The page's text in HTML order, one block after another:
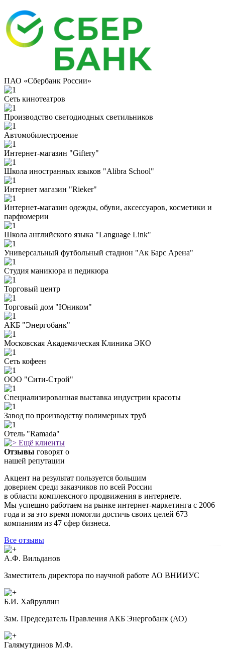
ПАО «Сбербанк России»
Сеть кинотеатров
Производство светодиодных светильников
Автомобилестроение
Интернет-магазин "Giftery"
Школа иностранных языков "Alibra School"
Интернет магазин "Rieker"
Интернет-магазин одежды, обуви, аксессуаров, косметики и
парфюмерии
Школа английского языка "Language Link"
Универсальный футбольный стадион "Ак Барс Арена"
Студия маникюра и педикюра
Торговый центр
Торговый дом "Юником"
АКБ "Энергобанк"
Московская Академическая Клиника ЭКО
Сеть кофеен
ООО "Сити-Строй"
Специализированная выставка индустрии красоты
Завод по производству полимерных труб
Отель "Ramada"
Ещё клиенты
Отзывы говорят о
нашей репутации
Акцент на результат пользуется большим
доверием среди заказчиков по всей Росcии
в области комплексного продвижения в интернете.
Мы успешно работаем на рынке интернет-маркетинга с 2006
года и за это время помогли достичь своих целей 673
компаниям из 47 сфер бизнеса.
Все отзывы
А.Ф. Вильданов
Заместитель директора по научной работе АО ВНИИУС
Б.И. Хайруллин
Зам. Председатель Правления АКБ Энергобанк (АО)
Галямутдинов М.Ф.